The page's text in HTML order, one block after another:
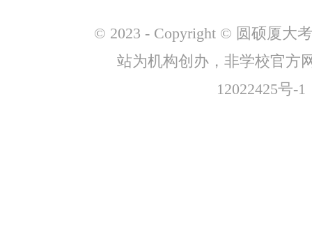
© 2023 - Copyright © 圆硕厦大
站为机构创办，非学校官方
12022425号-1